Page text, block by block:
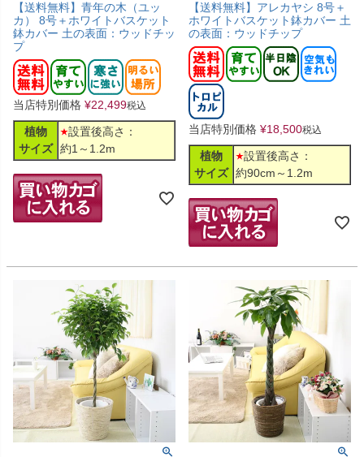
【送料無料】青年の木（ユッ
カ） 8号＋ホワイトバスケット
鉢カバー 土の表面：ウッドチッ
プ
当店特別価格 ¥22,499税込
植物
サイズ
設置後高さ：
約1～1.2m
【送料無料】アレカヤシ 8号＋
ホワイトバスケット鉢カバー 土
の表面：ウッドチップ
当店特別価格 ¥18,500税込
植物
サイズ
設置後高さ：
約90cm～1.2m